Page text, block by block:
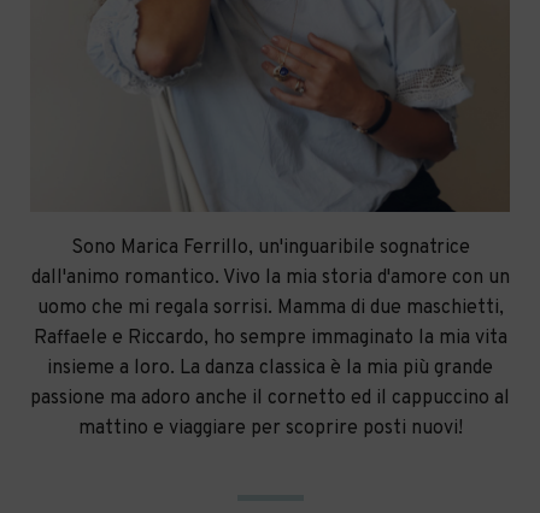
Sono Marica Ferrillo, un'inguaribile sognatrice
dall'animo romantico. Vivo la mia storia d'amore con un
uomo che mi regala sorrisi. Mamma di due maschietti,
Raffaele e Riccardo, ho sempre immaginato la mia vita
insieme a loro. La danza classica è la mia più grande
passione ma adoro anche il cornetto ed il cappuccino al
mattino e viaggiare per scoprire posti nuovi!